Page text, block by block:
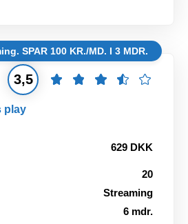
SPAR 100 KR./MD. I 3 MDR.
play
3,5
629 DKK
20
Streaming
6 mdr.